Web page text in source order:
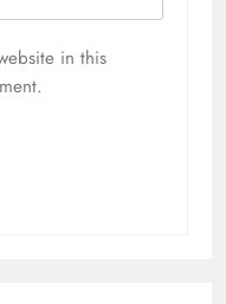
in this